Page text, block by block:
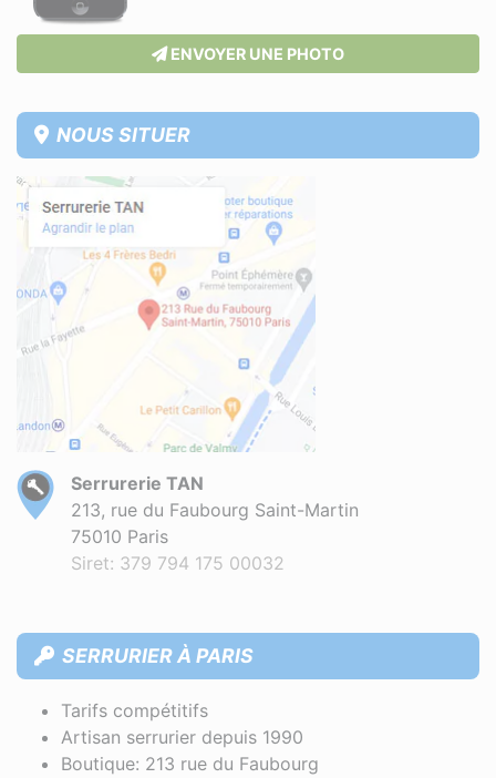
ENVOYER UNE PHOTO
NOUS SITUER
Serrurerie TAN
213, rue du Faubourg Saint-Martin
75010 Paris
Siret: 379 794 175 00032
SERRURIER À PARIS
Tarifs compétitifs
Artisan serrurier depuis 1990
Boutique: 213 rue du Faubourg